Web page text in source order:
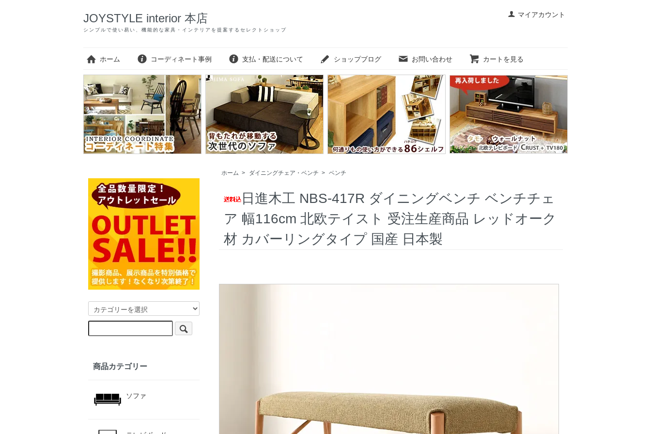
マイアカウント
JOYSTYLE interior 本店
シンプルで使い易い、機能的な家具・インテリアを提案するセレクトショップ
ホーム コーディネート事例 支払・配送について ショップブログ お問い合わせ カートを見る
ホーム > ダイニングチェア・ベンチ > ベンチ
日進木工 NBS-417R ダイニングベンチ ベンチチェ
ア 幅116cm 北欧テイスト 受注生産商品 レッドオーク
材 カバーリングタイプ 国産 日本製
商品カテゴリー
ソファ